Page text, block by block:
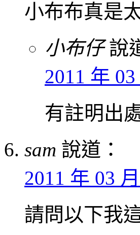
小布布真是
小布仔 說
2011 年
有註明出
sam 說道：
2011 年 03
請問以下我